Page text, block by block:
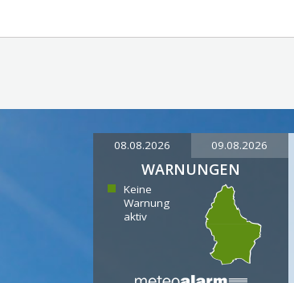
08.08.2026 09.08.2026
WARNUNGEN
Keine
Warnung
aktiv